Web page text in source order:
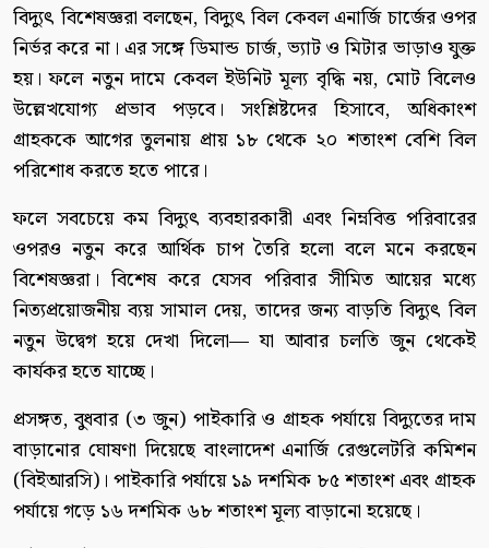
বিদ্যুৎ বিশেষজ্ঞরা বলছেন, বিদ্যুৎ বিল কেবল এনার্জি চার্জের ওপর
নির্ভর করে না। এর সঙ্গে ডিমান্ড চার্জ, ভ্যাট ও মিটার ভাড়াও যুক্ত
হয়। ফলে নতুন দামে কেবল ইউনিট মূল্য বৃদ্ধি নয়, মোট বিলেও
উল্লেখযোগ্য প্রভাব পড়বে। সংশ্লিষ্টদের হিসাবে, অধিকাংশ
গ্রাহককে আগের তুলনায় প্রায় ১৮ থেকে ২০ শতাংশ বেশি বিল
পরিশোধ করতে হতে পারে।
ফলে সবচেয়ে কম বিদ্যুৎ ব্যবহারকারী এবং নিম্নবিত্ত পরিবারের
ওপরও নতুন করে আর্থিক চাপ তৈরি হলো বলে মনে করছেন
বিশেষজ্ঞরা। বিশেষ করে যেসব পরিবার সীমিত আয়ের মধ্যে
নিত্যপ্রয়োজনীয় ব্যয় সামাল দেয়, তাদের জন্য বাড়তি বিদ্যুৎ বিল
নতুন উদ্বেগ হয়ে দেখা দিলো— যা আবার চলতি জুন থেকেই
কার্যকর হতে যাচ্ছে।
প্রসঙ্গত, বুধবার (৩ জুন) পাইকারি ও গ্রাহক পর্যায়ে বিদ্যুতের দাম
বাড়ানোর ঘোষণা দিয়েছে বাংলাদেশ এনার্জি রেগুলেটরি কমিশন
(বিইআরসি)। পাইকারি পর্যায়ে ১৯ দশমিক ৮৫ শতাংশ এবং গ্রাহক
পর্যায়ে গড়ে ১৬ দশমিক ৬৮ শতাংশ মূল্য বাড়ানো হয়েছে।